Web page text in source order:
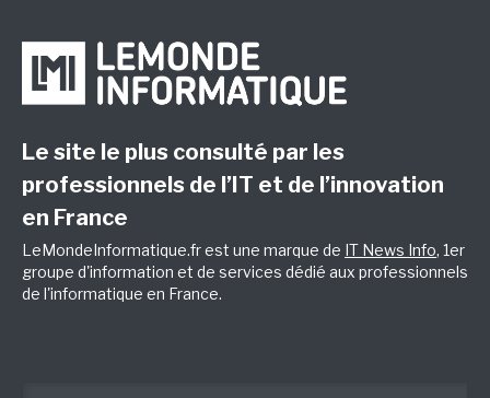
Le site le plus consulté par les
professionnels de l’IT et de l’innovation
en France
LeMondeInformatique.fr est une marque de IT News Info, 1er
groupe d'information et de services dédié aux professionnels
de l'informatique en France.